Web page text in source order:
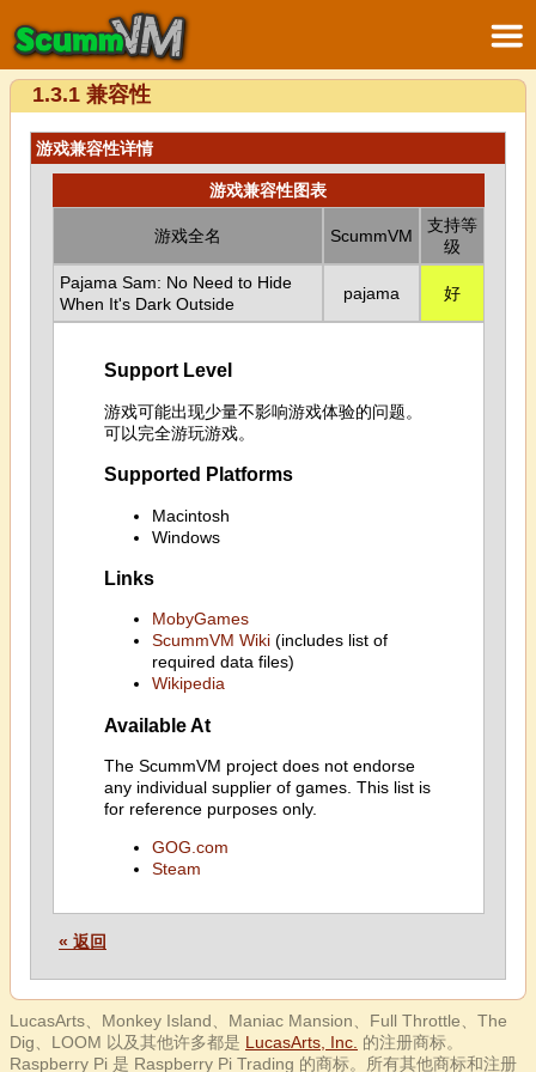
1.3.1 兼容性
游戏兼容性详情
游戏兼容性图表
游戏全名 ScummVM
支持等
级
Pajama Sam: No Need to Hide
When It's Dark Outside
pajama 好
Support Level
游戏可能出现少量不影响游戏体验的问题。
可以完全游玩游戏。
Supported Platforms
Macintosh
Windows
Links
MobyGames
ScummVM Wiki(includes list of
required data files)
Wikipedia
Available At
The ScummVM project does not endorse
any individual supplier of games. This list is
for reference purposes only.
GOG.com
Steam
« 返回
LucasArts、Monkey Island、Maniac Mansion、Full Throttle、The
Dig、LOOM 以及其他许多都是 LucasArts, Inc. 的注册商标。
Raspberry Pi 是 Raspberry Pi Trading 的商标。所有其他商标和注册